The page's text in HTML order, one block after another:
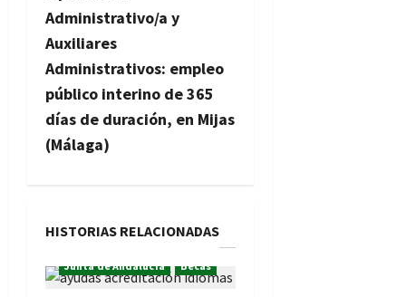
e
g
a
c
i
n
d
Administrativo/a y
Auxiliares
Administrativos: empleo
público interino de 365
días de duración, en Mijas
(Málaga)
HISTORIAS RELACIONADAS
Junta de Andalucía Becas